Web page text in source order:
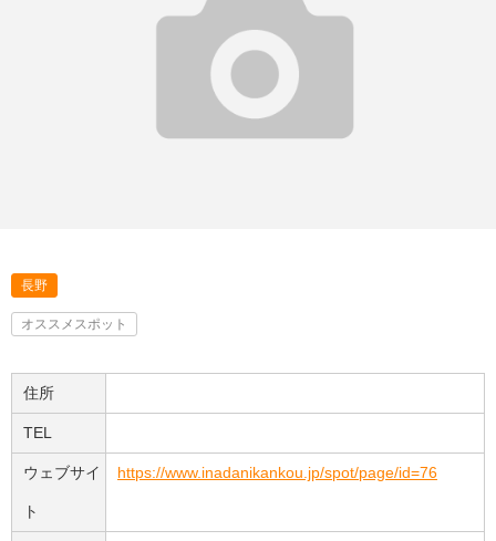
長野
オススメスポット
住所
TEL
ウェブサイ
ト
https://www.inadanikankou.jp/spot/page/id=76